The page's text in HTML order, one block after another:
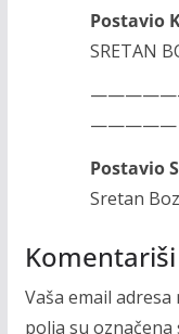
Postavio
SRETAN
—————
Postavio
Sretan
Komentariši
Vaša email
polja su označena